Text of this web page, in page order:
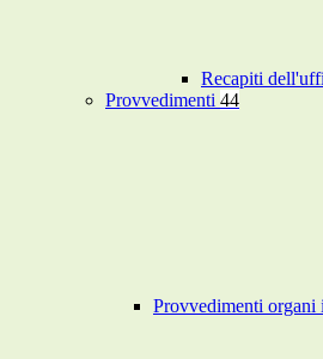
Recapiti
Provvedimenti 44
Provvedimenti